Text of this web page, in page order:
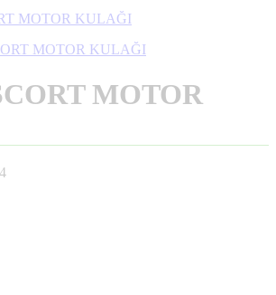
MOTOR KULAĞI
MOTOR